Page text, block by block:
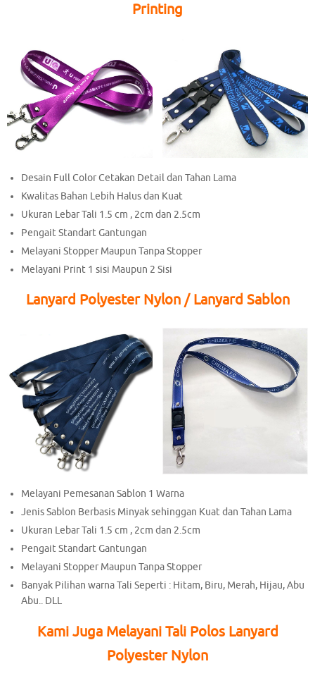
Printing
Desain Full Color Cetakan Detail dan Tahan Lama
Kwalitas Bahan Lebih Halus dan Kuat
Ukuran Lebar Tali 1.5 cm , 2cm dan 2.5cm
Pengait Standart Gantungan
Melayani Stopper Maupun Tanpa Stopper
Melayani Print 1 sisi Maupun 2 Sisi
Lanyard Polyester Nylon / Lanyard Sablon
Melayani Pemesanan Sablon 1 Warna
Jenis Sablon Berbasis Minyak sehinggan Kuat dan Tahan Lama
Ukuran Lebar Tali 1.5 cm , 2cm dan 2.5cm
Pengait Standart Gantungan
Melayani Stopper Maupun Tanpa Stopper
Banyak Pilihan warna Tali Seperti : Hitam, Biru, Merah, Hijau, Abu
Abu.. DLL
Kami Juga Melayani Tali Polos Lanyard
Polyester Nylon